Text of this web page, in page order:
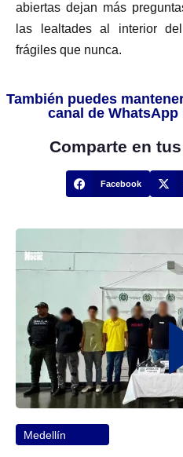
abiertas dejan más
las lealtades al interior
frágiles que nunca.
También puedes
canal de
Comparte en
Facebook
Medellín